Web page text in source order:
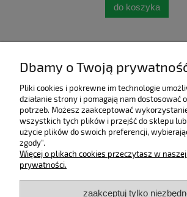
do koszyka
Moje konto
Dbamy o Twoją
Pliki cookies i pokrewne im technologie
działanie strony i pomagają nam dostosować
potrzeb. Możesz zaakceptować
wszystkich tych plików i przejść do sklepu
użycie plików do swoich preferencji,
zgody".
Więcej o plikach cookies przeczytasz w
prywatności.
zaakceptuj tylko